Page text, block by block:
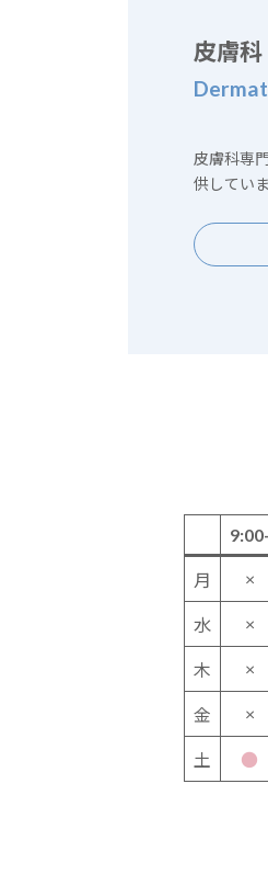
皮膚科
皮膚科専
供してい
9:00-
月 ×
水 ×
木 ×
金 ×
土 ●